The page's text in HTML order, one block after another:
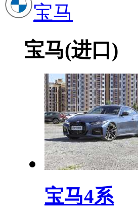
宝马
宝马(进口)
宝马4系